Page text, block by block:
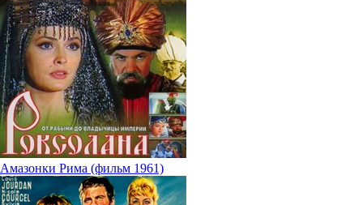
Амазонки Рима (фильм 1961)